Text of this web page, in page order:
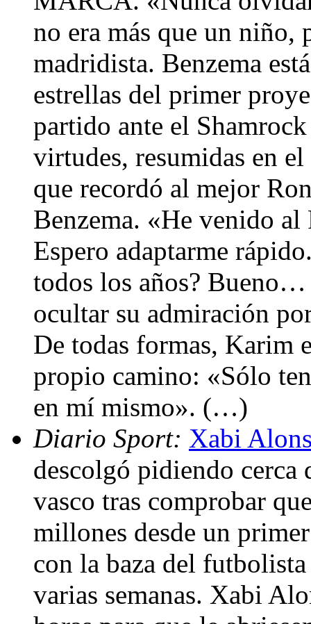
no era más que un niño,
madridista. Benzema
estrellas del primer
partido ante el
virtudes, resumidas en
que recordó al mejor
Benzema. «He venido
Espero adaptarme
todos los años? Bueno…
ocultar su admiración
De todas formas, Karim
propio camino: «Sólo
en mí mismo». (…)
Diario Sport: Xabi
descolgó pidiendo
vasco tras comprobar
millones desde un
con la baza del
varias semanas. Xabi